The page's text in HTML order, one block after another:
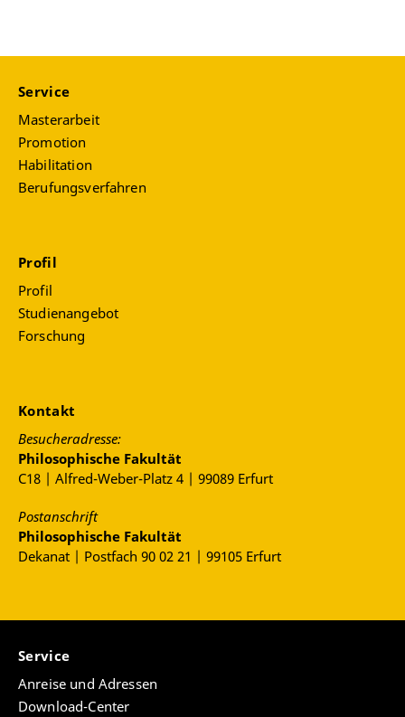
Service
Masterarbeit
Promotion
Habilitation
Berufungsverfahren
Profil
Profil
Studienangebot
Forschung
Kontakt
Besucheradresse:
Philosophische Fakultät
C18 | Alfred-Weber-Platz 4 | 99089 Erfurt
Postanschrift
Philosophische Fakultät
Dekanat | Postfach 90 02 21 | 99105 Erfurt
Service
Anreise und Adressen
Download-Center